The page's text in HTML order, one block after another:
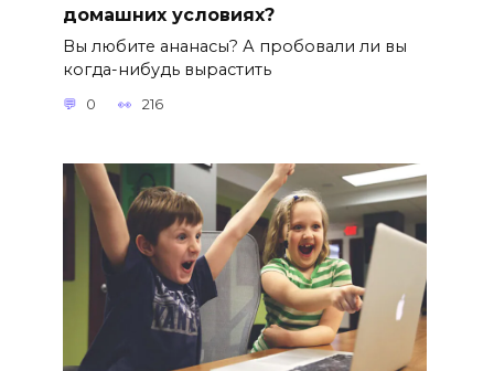
домашних условиях?
Вы любите ананасы? А пробовали ли вы
когда-нибудь вырастить
0 216